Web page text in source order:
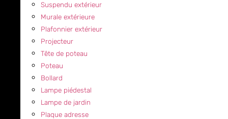
Suspendu extérieur
Murale extérieure
Plafonnier extérieur
Projecteur
Tête de poteau
Poteau
Bollard
Lampe piédestal
Lampe de jardin
Plaque adresse